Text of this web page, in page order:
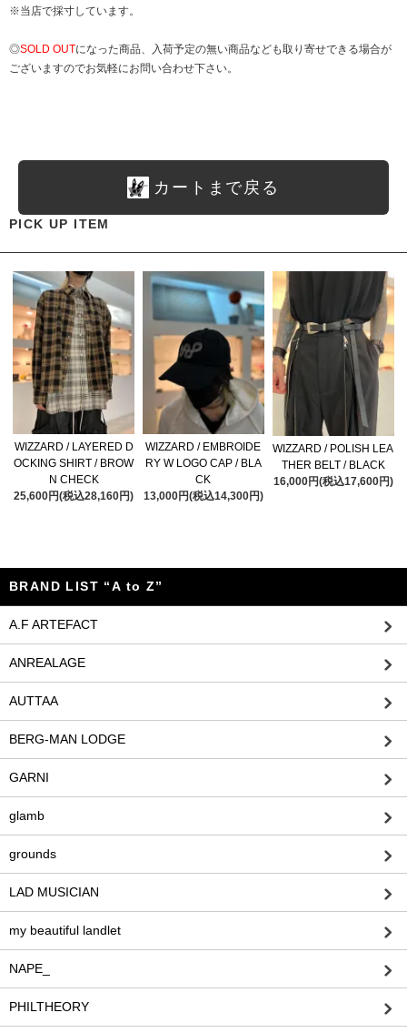
※当店で採寸しています。
◎SOLD OUTになった商品、入荷予定の無い商品なども取り寄せできる場合が
ございますのでお気軽にお問い合わせ下さい。
カートまで戻る
PICK UP ITEM
WIZZARD / LAYERED D
OCKING SHIRT / BROW
N CHECK
25,600円(税込28,160円)
WIZZARD / EMBROIDE
RY W LOGO CAP / BLA
CK
13,000円(税込14,300円)
WIZZARD / POLISH LEA
THER BELT / BLACK
16,000円(税込17,600円)
BRAND LIST “A to Z”
A.F ARTEFACT
ANREALAGE
AUTTAA
BERG-MAN LODGE
GARNI
glamb
grounds
LAD MUSICIAN
my beautiful landlet
NAPE_
PHILTHEORY